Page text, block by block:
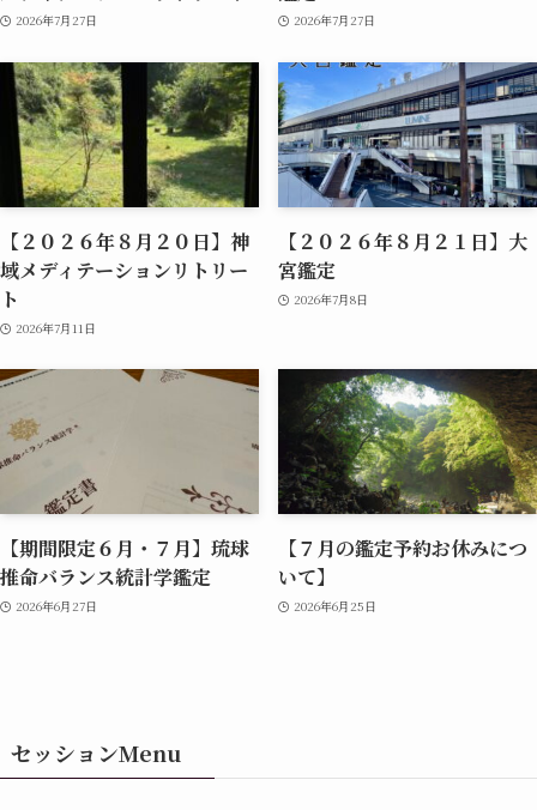
2026年7月27日 2026年7月27日
【２０２６年８月２０日】神
域メディテーションリトリー
ト
2026年7月11日
【２０２６年８月２１日】大
宮鑑定
2026年7月8日
【期間限定６月・７月】琉球
推命バランス統計学鑑定
2026年6月27日
【７月の鑑定予約お休みにつ
いて】
2026年6月25日
セッションMenu